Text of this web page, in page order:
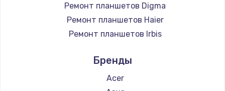
Заказать
Чистка от пыли
Заказать
Ремонт планшетов Digma
Ремонт планшетов Haier
Ремонт планшетов Irbis
Ремонт планшетов Microsoft
Ремонт планшетов BlackView
Бренды
Acer